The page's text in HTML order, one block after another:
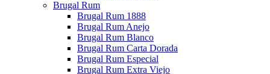
Brugal Rum
Brugal Rum 1888
Brugal Rum Anejo
Brugal Rum Blanco
Brugal Rum Carta Dorada
Brugal Rum Especial
Brugal Rum Extra Viejo